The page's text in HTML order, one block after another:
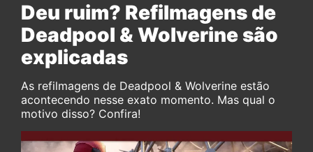
Deu ruim? Refilmagens de
Deadpool & Wolverine são
explicadas
As refilmagens de Deadpool & Wolverine estão
acontecendo nesse exato momento. Mas qual o
motivo disso? Confira!